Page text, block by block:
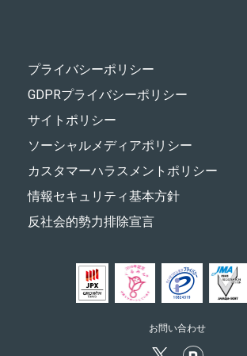
プライバシーポリシー
GDPRプライバシーポリシー
サイトポリシー
ソーシャルメディアポリシー
カスタマーハラスメントポリシー
情報セキュリティ基本方針
反社会的勢力排除宣言
お問い合わせ